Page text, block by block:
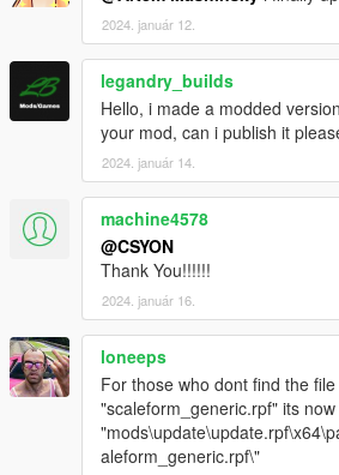
2024. január 12.
legandry_builds
Hello, i made a modded
your mod, can i publish it
2024. január 14.
machine4578
@CSYON
Thank You!!!!!!
2024. január 16.
loneeps
For those who dont find the file
"scaleform_generic.rpf" its
aleform_generic.rpf\"